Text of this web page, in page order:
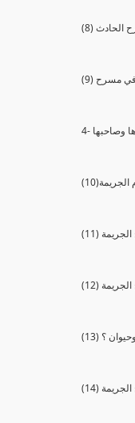
الحادث
في مسرح
وصاحبها
الجريمة
الجريمة
الجريمة
؟